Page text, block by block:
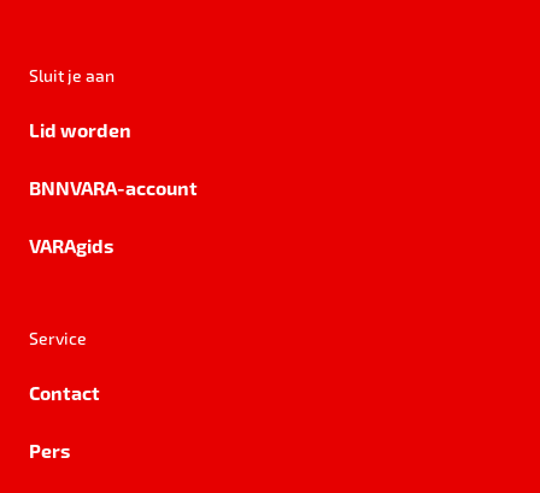
Sluit je aan
Lid worden
BNNVARA-account
VARAgids
Service
Contact
Pers